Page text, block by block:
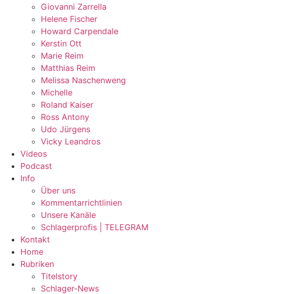
Giovanni Zarrella
Helene Fischer
Howard Carpendale
Kerstin Ott
Marie Reim
Matthias Reim
Melissa Naschenweng
Michelle
Roland Kaiser
Ross Antony
Udo Jürgens
Vicky Leandros
Videos
Podcast
Info
Über uns
Kommentarrichtlinien
Unsere Kanäle
Schlagerprofis | TELEGRAM
Kontakt
Home
Rubriken
Titelstory
Schlager-News